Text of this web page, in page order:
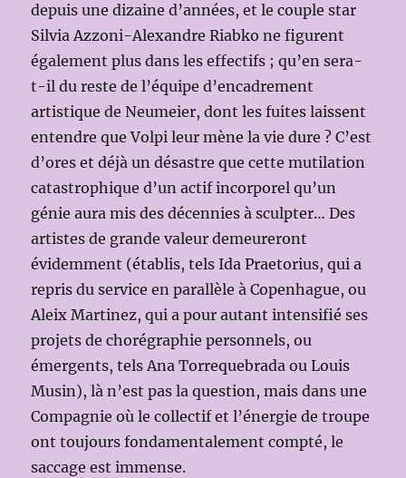
depuis une dizaine d’années, et le couple star
Silvia Azzoni-Alexandre Riabko ne figurent
également plus dans les effectifs ; qu’en sera-
t-il du reste de l’équipe d’encadrement
artistique de Neumeier, dont les fuites laissent
entendre que Volpi leur mène la vie dure ? C’est
d’ores et déjà un désastre que cette mutilation
catastrophique d’un actif incorporel qu’un
génie aura mis des décennies à sculpter… Des
artistes de grande valeur demeureront
évidemment (établis, tels Ida Praetorius, qui a
repris du service en parallèle à Copenhague, ou
Aleix Martinez, qui a pour autant intensifié ses
projets de chorégraphie personnels, ou
émergents, tels Ana Torrequebrada ou Louis
Musin), là n’est pas la question, mais dans une
Compagnie où le collectif et l’énergie de troupe
ont toujours fondamentalement compté, le
saccage est immense.